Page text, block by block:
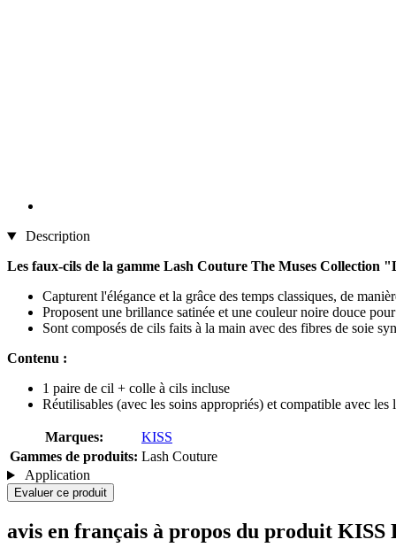
Description
Les faux-cils de la gamme Lash Couture The Muses Collection
Capturent l'élégance et la grâce des temps classiques, de
Proposent une brillance satinée et une couleur noire douce
Sont composés de cils faits à la main avec des fibres de soie
Contenu :
1 paire de cil + colle à cils incluse
Réutilisables (avec les soins appropriés) et compatible avec les
Marques:
KISS
Gammes de produits: Lash Couture
Application
Evaluer ce produit
avis en français à propos du produit